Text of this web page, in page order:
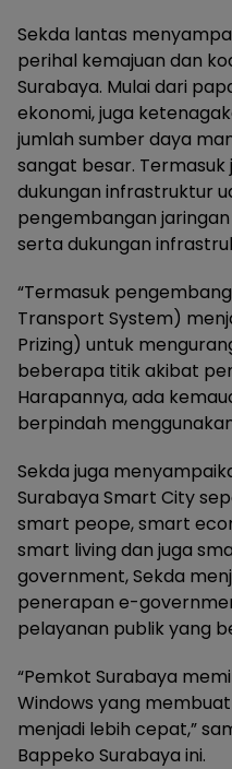
Sekda lantas
perihal kemajuan dan
Surabaya. Mulai dari
ekonomi, juga
jumlah sumber daya
sangat besar.
dukungan infrastruktur
pengembangan
serta dukungan
“Termasuk
Transport System)
Prizing) untuk
beberapa titik akibat
Harapannya, ada
berpindah
Sekda juga
Surabaya Smart City
smart peope, smart
smart living dan juga
government, Sekda
penerapan e-
pelayanan publik yang
“Pemkot Surabaya
Windows yang
menjadi lebih cepat,”
Bappeko Surabaya ini.